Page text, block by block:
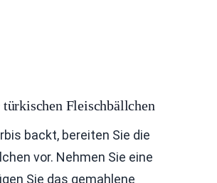
Fleischbällchen
backt, bereiten Sie die
vor. Nehmen Sie eine
Sie das gemahlene